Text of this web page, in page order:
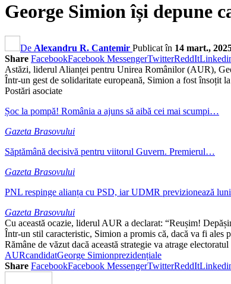
George Simion își depune
De Alexandru R. Cantemir Publicat în 14 mart.,
Share FacebookFacebook MessengerTwitterReddIt
Astăzi, liderul Alianței pentru Unirea Românilor (AUR),
Într-un gest de solidaritate europeană, Simion a fost
Postări asociate
Șoc la pompă! România a ajuns să aibă cei mai scumpi…
Gazeta Brasovului
Săptămână decisivă pentru viitorul Guvern. Premierul…
Gazeta Brasovului
PNL respinge alianța cu PSD, iar UDMR previzionează
Gazeta Brasovului
Cu această ocazie, liderul AUR a declarat: “Reușim!
Într-un stil caracteristic, Simion a promis că, dacă va fi
Rămâne de văzut dacă această strategie va atrage
AURcandidatGeorge Simionprezidențiale
Share FacebookFacebook MessengerTwitterReddIt